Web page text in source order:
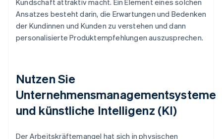
Kundschaft attraktiv macht. Ein Element eines solchen
Ansatzes besteht darin, die Erwartungen und Bedenken
der Kundinnen und Kunden zu verstehen und dann
personalisierte Produktempfehlungen auszusprechen.
Nutzen Sie
Unternehmensmanagementsysteme
und künstliche Intelligenz (KI)
Der Arbeitskräftemangel hat sich in physischen